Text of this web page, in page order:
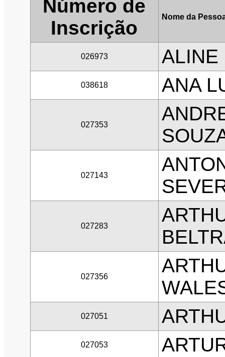
Número de
Inscrição
Nome da
026973 ALINE
038618 ANA
027353
027143
027283
027356
027051
027053